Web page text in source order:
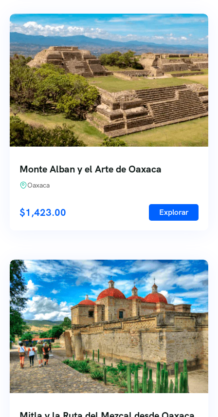
Monte Alban y el Arte de Oaxaca
Oaxaca
$1,423.00 Explorar